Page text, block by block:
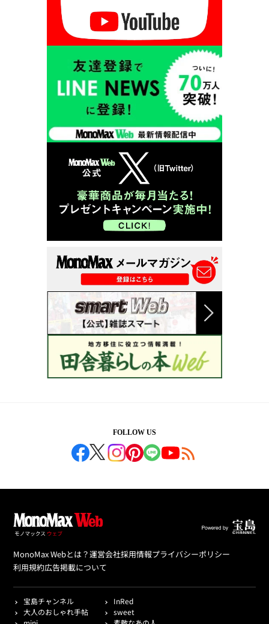
FOLLOW US
MonoMax Webとは？運営会社採用情報プライバシーポリシー
利用規約広告掲載について
宝島チャンネル
InRed
大人のおしゃれ手帖
sweet